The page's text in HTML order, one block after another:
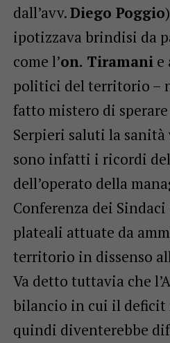
dall’avv.Diego Poggio
ipotizzava brindisi da
come l’on. Tiramanie
politici del territorio –
fatto mistero di
Serpieri saluti la sanità
sono infatti i ricordi
dell’operato della
Conferenza dei
plateali attuate da
territorio in dissenso
Va detto tuttavia che
bilancio in cui il deficit
quindi diventerebbe